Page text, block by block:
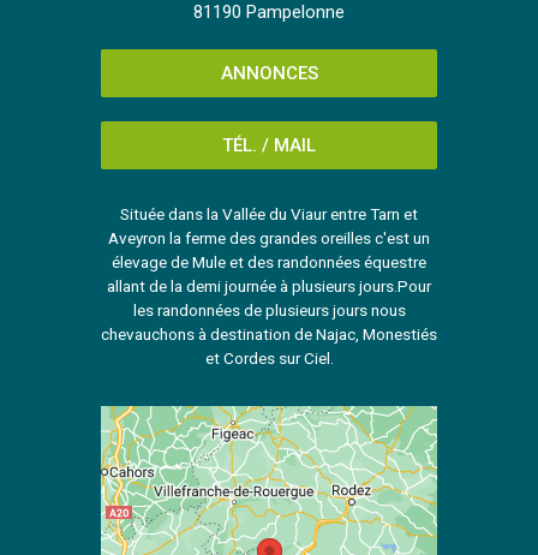
81190 Pampelonne
ANNONCES
TÉL. / MAIL
Située dans la Vallée du Viaur entre Tarn et
Aveyron la ferme des grandes oreilles c'est un
élevage de Mule et des randonnées équestre
allant de la demi journée à plusieurs jours.Pour
les randonnées de plusieurs jours nous
chevauchons à destination de Najac, Monestiés
et Cordes sur Ciel.